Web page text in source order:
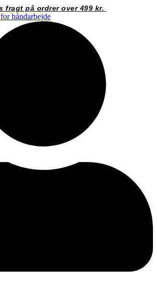
fragt på ordrer over 499 kr.